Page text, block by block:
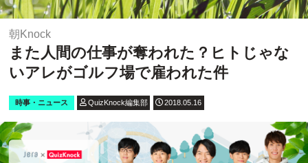
朝Knock
また人間の仕事が奪われた？ヒトじゃな
いアレがゴルフ場で雇われた件
時事・ニュース QuizKnock編集部 2018.05.16